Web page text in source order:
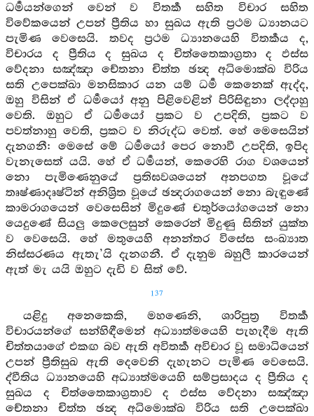
ධර්‍මයන්ගෙන් වෙන් ව විතර්‍ක සහිත විචාර සහිත
විවේකයෙන් උපන් ප්‍රීතිය හා සුඛය ඇති ප්‍රථම ධ්‍යානයට
පැමිණ වෙසෙයි. තවද ප්‍රථම ධ්‍යානයෙහි විතර්‍කය ද,
විචාරය ද ප්‍රීතිය ද සුඛය ද චිත්තෛකාග්‍රතා ද ඵස්ස
වේදනා සඤ්ඤා චේතනා චිත්ත ඡන්‍ද අධිමොක්ඛ විරිය
සති උපෙක්ඛා මනසිකාර යන යම් ධර්‍ම කෙනෙක් ඇද්ද,
ඔහු විසින් ඒ ධර්‍මයෝ අනු පිළිවෙළින් පිරිසිඳුනා ලද්දාහු
වෙති. ඔහුට ඒ ධර්‍මයෝ ප්‍රකට ව උපදිති, ප්‍රකට ව
පවත්නාහු වෙති, ප්‍රකට ව නිරුද්ධ වෙත්. හේ මෙසෙයින්
දැනගනී: මෙසේ මේ ධර්‍මයෝ පෙර නොවී උපදිති, ඉපිද
වැනැසෙත් යයි. හේ ඒ ධර්‍මයන්, කෙරෙහි රාග වශයෙන්
නො පැමිණෙනුයේ ප්‍රතිඝවශයෙන් අනපගත වූයේ
තෘෂ්ණාදෘෂ්ටින් අනිශ්‍රිත වූයේ ඡන්‍දරාගයෙන් නො බැඳුණේ
කාමරාගයෙන් වෙසෙසින් මිදුණේ චතුර්යෝගයෙන් නො
යෙදුණේ සියලු කෙලෙසුන් කෙරෙන් මිදුණු සිතින් යුක්ත
ව වෙසෙයි. හේ මතුයෙහි අනන්තර විසේස සංඛ්‍යාත
නිස්සරණය ඇතැ’යි දැනගනී. ඒ දැනුම බහුලී කාරයෙන්
ඇත් මැ යයි ඔහුට දැඩි ව සිත් වේ.
137
යළිදු අනෙකෙකි, මහණෙනි, ශාරිපුත්‍ර විතර්‍ක
විචාරයන්ගේ සන්හිඳීමෙන් අධ්‍යාත්මයෙහි පැහැදීම ඇති
චිත්තයාගේ එකඟ බව ඇති අවිතර්‍ක අවිචාර වූ සමාධියෙන්
උපන් ප්‍රීතිසුඛ ඇති දෙවෙනි දැහැනට පැමිණ වෙසෙයි.
ද්වීතිය ධ්‍යානයෙහි අධ්‍යාත්මයෙහි සම්ප්‍රසාදය ද ප්‍රීතිය ද
සුඛය ද චිත්තෛකාග්‍රතාව ද ඵස්ස වේදනා සඤ්ඤා
චේතනා චිත්ත ඡන්‍ද අධිමොක්ඛ විරිය සති උපෙක්ඛා